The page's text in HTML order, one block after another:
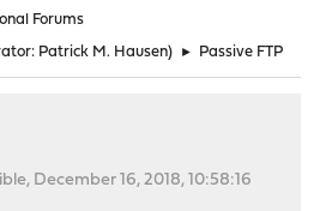
Forums
Patrick M. Hausen) ► Passive FTP
December 16, 2018, 10:58:16